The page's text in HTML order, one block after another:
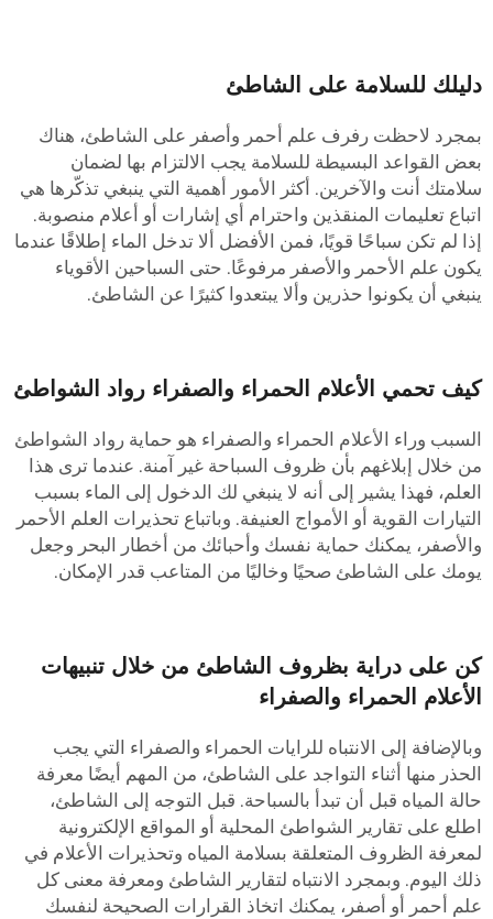
للسلامة على الشاطئ
لاحظت رفرف علم أحمر وأصفر على الشاطئ، هناك
القواعد البسيطة للسلامة يجب الالتزام بها لضمان
أنت والآخرين. أكثر الأمور أهمية التي ينبغي تذكّرها هي
تعليمات المنقذين واحترام أي إشارات أو أعلام منصوبة.
لم تكن سباحًا قويًا، فمن الأفضل ألا تدخل الماء إطلاقًا عندما
علم الأحمر والأصفر مرفوعًا. حتى السباحين الأقوياء
أن يكونوا حذرين وألا يبتعدوا كثيرًا عن الشاطئ.
تحمي الأعلام الحمراء والصفراء رواد الشواطئ
وراء الأعلام الحمراء والصفراء هو حماية رواد الشواطئ
خلال إبلاغهم بأن ظروف السباحة غير آمنة. عندما ترى هذا
فهذا يشير إلى أنه لا ينبغي لك الدخول إلى الماء بسبب
القوية أو الأمواج العنيفة. وباتباع تحذيرات العلم الأحمر
يمكنك حماية نفسك وأحبائك من أخطار البحر وجعل
على الشاطئ صحيًا وخاليًا من المتاعب قدر الإمكان.
على دراية بظروف الشاطئ من خلال تنبيهات
الحمراء والصفراء
إلى الانتباه للرايات الحمراء والصفراء التي يجب
منها أثناء التواجد على الشاطئ، من المهم أيضًا معرفة
المياه قبل أن تبدأ بالسباحة. قبل التوجه إلى الشاطئ،
على تقارير الشواطئ المحلية أو المواقع الإلكترونية
الظروف المتعلقة بسلامة المياه وتحذيرات الأعلام في
اليوم. وبمجرد الانتباه لتقارير الشاطئ ومعرفة معنى كل
أحمر أو أصفر، يمكنك اتخاذ القرارات الصحيحة لنفسك